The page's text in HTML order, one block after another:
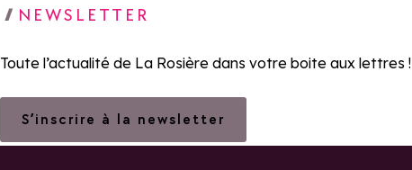
NEWSLETTER
Toute l’actualité de La Rosière dans votre boite aux lettres !
S’inscrire à la newsletter